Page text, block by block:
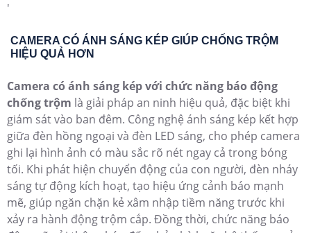
'
CAMERA CÓ ÁNH SÁNG KÉP GIÚP CHỐNG TRỘM
HIỆU QUẢ HƠN
Camera có ánh sáng kép với chức năng báo động
chống trộm là giải pháp an ninh hiệu quả, đặc biệt khi
giám sát vào ban đêm. Công nghệ ánh sáng kép kết hợp
giữa đèn hồng ngoại và đèn LED sáng, cho phép camera
ghi lại hình ảnh có màu sắc rõ nét ngay cả trong bóng
tối. Khi phát hiện chuyển động của con người, đèn nháy
sáng tự động kích hoạt, tạo hiệu ứng cảnh báo mạnh
mẽ, giúp ngăn chặn kẻ xâm nhập tiềm năng trước khi
xảy ra hành động trộm cắp. Đồng thời, chức năng báo